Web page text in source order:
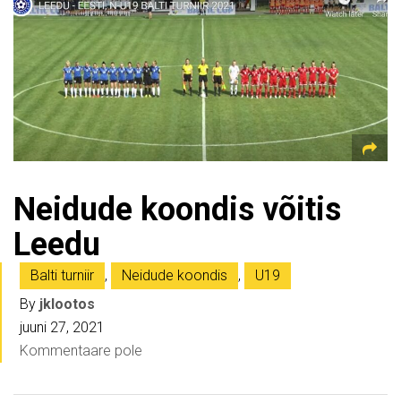
Neidude koondis võitis
Leedu
Balti turniir , Neidude koondis ,
U19
By jklootos
juuni 27, 2021
Kommentaare pole